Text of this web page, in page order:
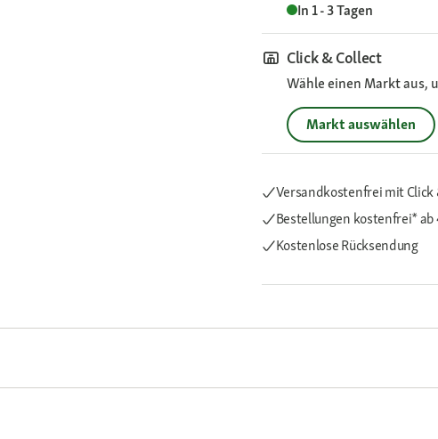
In 1 - 3 Tagen
Click & Collect
Wähle einen Markt aus,
Markt auswählen
Versandkostenfrei mit Click
Bestellungen kostenfrei*ab
Kostenlose Rücksendung